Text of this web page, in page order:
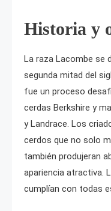
Historia y
La raza Lacombe se
segunda mitad del
fue un proceso
cerdas Berkshire y
y Landrace. Los
cerdos que no solo
también produjeran
apariencia atractiva.
cumplían con todas